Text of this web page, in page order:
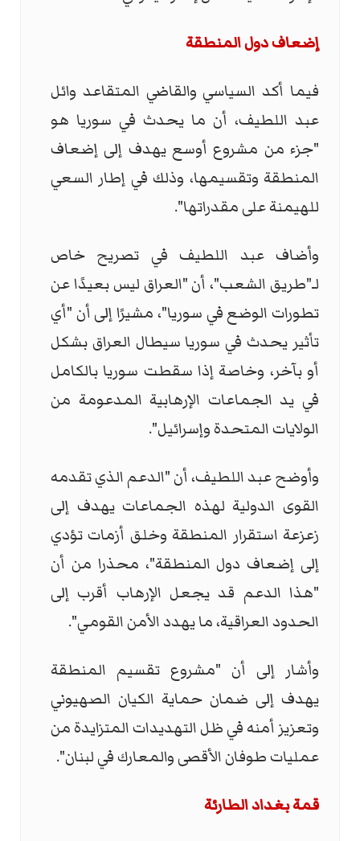
إضعاف دول المنطقة
فيما أكد السياسي والقاضي المتقاعد وائل
عبد اللطيف، أن ما يحدث في سوريا هو
"جزء من مشروع أوسع يهدف إلى إضعاف
المنطقة وتقسيمها، وذلك في إطار السعي
للهيمنة على مقدراتها".
وأضاف عبد اللطيف في تصريح خاص
لـ"طريق الشعب"، أن "العراق ليس بعيدًا عن
تطورات الوضع في سوريا"، مشيرًا إلى أن "أي
تأثير يحدث في سوريا سيطال العراق بشكل
أو بآخر، وخاصة إذا سقطت سوريا بالكامل
في يد الجماعات الإرهابية المدعومة من
الولايات المتحدة وإسرائيل".
وأوضح عبد اللطيف، أن "الدعم الذي تقدمه
القوى الدولية لهذه الجماعات يهدف إلى
زعزعة استقرار المنطقة وخلق أزمات تؤدي
إلى إضعاف دول المنطقة"، محذرا من أن
"هذا الدعم قد يجعل الإرهاب أقرب إلى
الحدود العراقية، ما يهدد الأمن القومي".
وأشار إلى أن "مشروع تقسيم المنطقة
يهدف إلى ضمان حماية الكيان الصهيوني
وتعزيز أمنه في ظل التهديدات المتزايدة من
عمليات طوفان الأقصى والمعارك في لبنان".
قمة بغداد الطارئة